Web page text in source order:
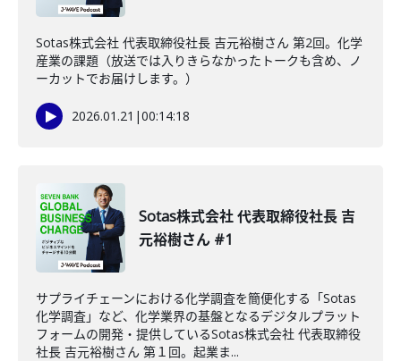
Sotas株式会社 代表取締役社長 吉元裕樹さん 第2回。化学
産業の課題（放送では入りきらなかったトークも含め、ノ
ーカットでお届けします。）
2026.01.21 |00:14:18
Sotas株式会社 代表取締役社長 吉
元裕樹さん #1
サプライチェーンにおける化学調査を簡便化する「Sotas
化学調査」など、化学業界の基盤となるデジタルプラット
フォームの開発・提供しているSotas株式会社 代表取締役
社長 吉元裕樹さん 第１回。起業ま...